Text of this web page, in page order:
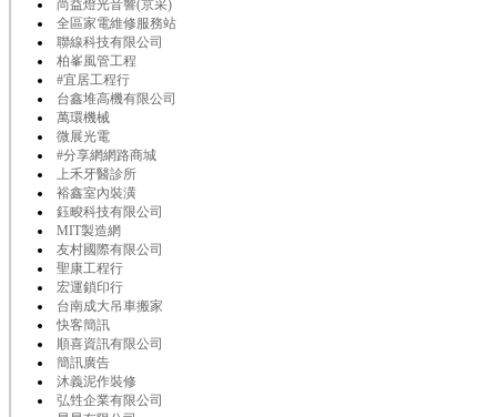
尚益燈光音響(京采)
全區家電維修服務站
聯線科技有限公司
柏峯風管工程
#宜居工程行
台鑫堆高機有限公司
萬環機械
微展光電
#分享網網路商城
上禾牙醫診所
裕鑫室內裝潢
鈺畯科技有限公司
MIT製造網
友村國際有限公司
聖康工程行
宏運鎖印行
台南成大吊車搬家
快客簡訊
順喜資訊有限公司
簡訊廣告
沐義泥作裝修
弘甡企業有限公司